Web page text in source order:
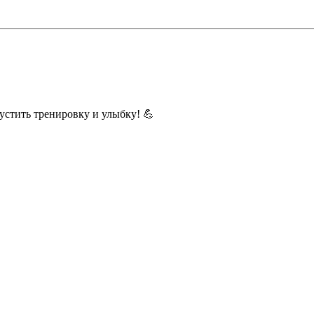
тренировку и улыбку! 💪